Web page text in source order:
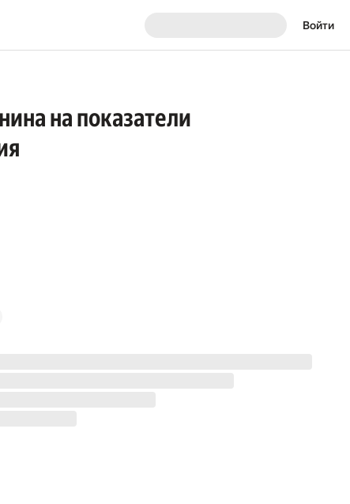
Войти
на показатели